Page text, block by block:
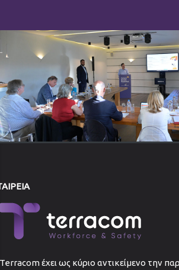
έχει ως κύριο αντικείμενο την